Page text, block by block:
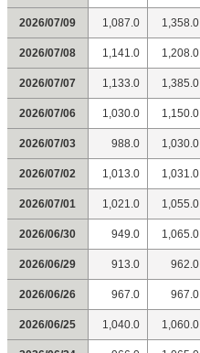
2026/07/09 1,087.0 1,358.0
2026/07/08 1,141.0 1,208.0
2026/07/07 1,133.0 1,385.0
2026/07/06 1,030.0 1,150.0
2026/07/03 988.0 1,030.0
2026/07/02 1,013.0 1,031.0
2026/07/01 1,021.0 1,055.0
2026/06/30 949.0 1,065.0
2026/06/29 913.0 962.0
2026/06/26 967.0 967.0
2026/06/25 1,040.0 1,060.0